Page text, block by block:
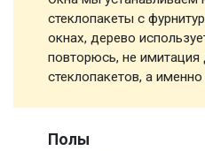
стеклопакеты с
окнах, дерево
повторюсь, не имитация
стеклопакетов, а
Полы